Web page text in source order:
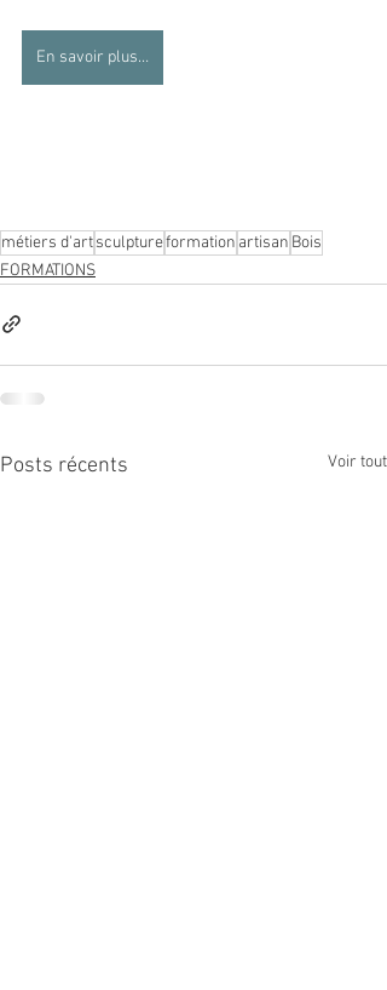
En savoir plus…
métiers d'artsculptureformation artisan Bois
FORMATIONS
Posts récents Voir tout